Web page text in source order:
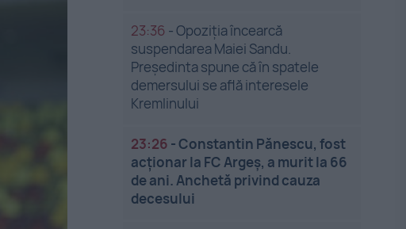
23:36 -Opoziția încearcă
suspendarea Maiei Sandu.
Președinta spune că în spatele
demersului se află interesele
Kremlinului
23:26 -Constantin Pănescu, fost
acționar la FC Argeș, a murit la 66
de ani. Anchetă privind cauza
decesului